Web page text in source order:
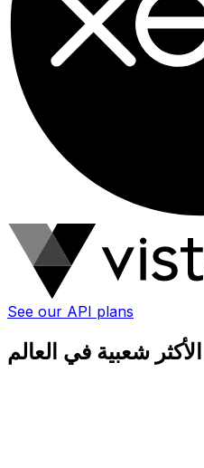
See our API plans
شعبية في العالم